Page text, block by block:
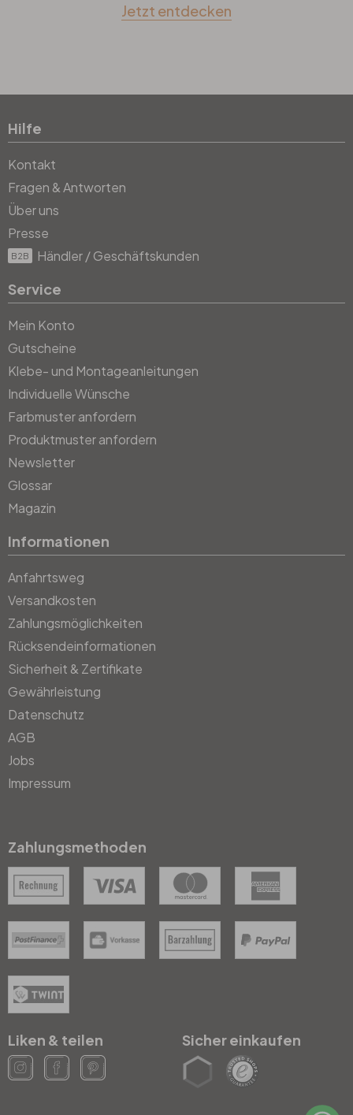
Jetzt entdecken
Hilfe
Kontakt
Fragen & Antworten
Über uns
Presse
B2B Händler / Geschäftskunden
Service
Mein Konto
Gutscheine
Klebe- und Montageanleitungen
Individuelle Wünsche
Farbmuster anfordern
Produktmuster anfordern
Newsletter
Glossar
Magazin
Informationen
Anfahrtsweg
Versandkosten
Zahlungsmöglichkeiten
Rücksendeinformationen
Sicherheit & Zertifikate
Gewährleistung
Datenschutz
AGB
Jobs
Impressum
Zahlungsmethoden
Liken & teilen Sicher einkaufen